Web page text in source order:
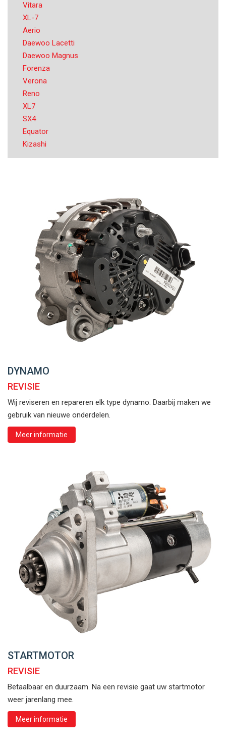
Vitara
XL-7
Aerio
Daewoo Lacetti
Daewoo Magnus
Forenza
Verona
Reno
XL7
SX4
Equator
Kizashi
DYNAMO
REVISIE
Wij reviseren en repareren elk type dynamo. Daarbij maken we
gebruik van nieuwe onderdelen.
Meer informatie
STARTMOTOR
REVISIE
Betaalbaar en duurzaam. Na een revisie gaat uw startmotor
weer jarenlang mee.
Meer informatie